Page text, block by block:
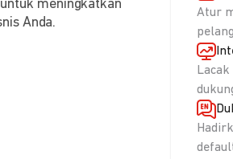
meningkatkan
Anda.
Atur